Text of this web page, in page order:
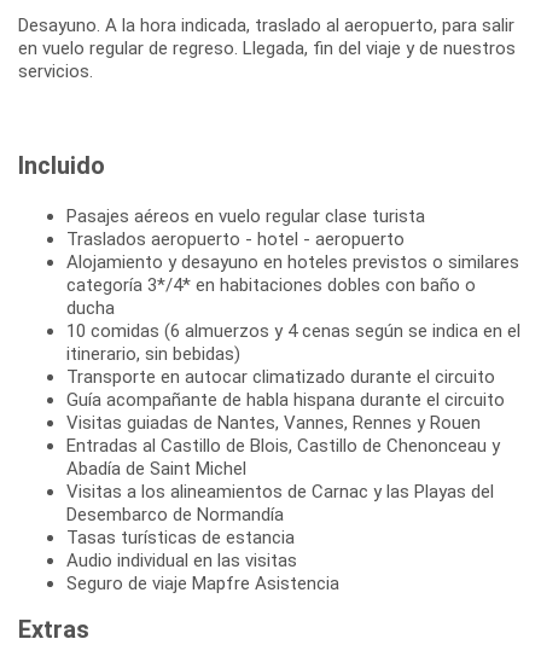
Desayuno. A la hora indicada, traslado al aeropuerto, para salir
en vuelo regular de regreso. Llegada, fin del viaje y de nuestros
Incluido
Pasajes aéreos en vuelo regular clase turista
Traslados aeropuerto - hotel - aeropuerto
Alojamiento y desayuno en hoteles previstos o similares
categoría 3*/4* en habitaciones dobles con baño o
ducha
10 comidas (6 almuerzos y 4 cenas según se indica en el
itinerario, sin bebidas)
Transporte en autocar climatizado durante el circuito
Guía acompañante de habla hispana durante el circuito
Visitas guiadas de Nantes, Vannes, Rennes y Rouen
Entradas al Castillo de Blois, Castillo de Chenonceau y
Abadía de Saint Michel
Visitas a los alineamientos de Carnac y las Playas del
Desembarco de Normandía
Tasas turísticas de estancia
Audio individual en las visitas
Seguro de viaje Mapfre Asistencia
Extras